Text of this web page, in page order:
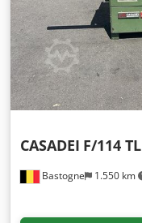
Bastogne 1.550 km
CASADEI F/114 TL